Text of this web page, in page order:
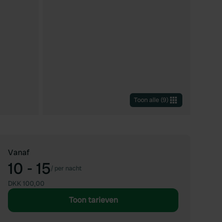
Toon alle (9)
Vanaf
10 - 15/ per nacht
DKK 100,00
Toon tarieven